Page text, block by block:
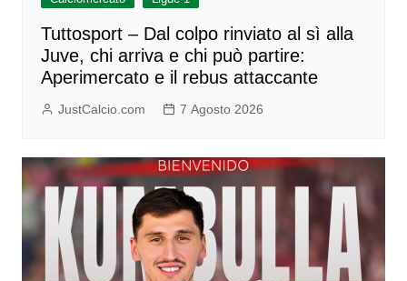
Tuttosport – Dal colpo rinviato al sì alla
Juve, chi arriva e chi può partire:
Aperimercato e il rebus attaccante
JustCalcio.com 7 Agosto 2026